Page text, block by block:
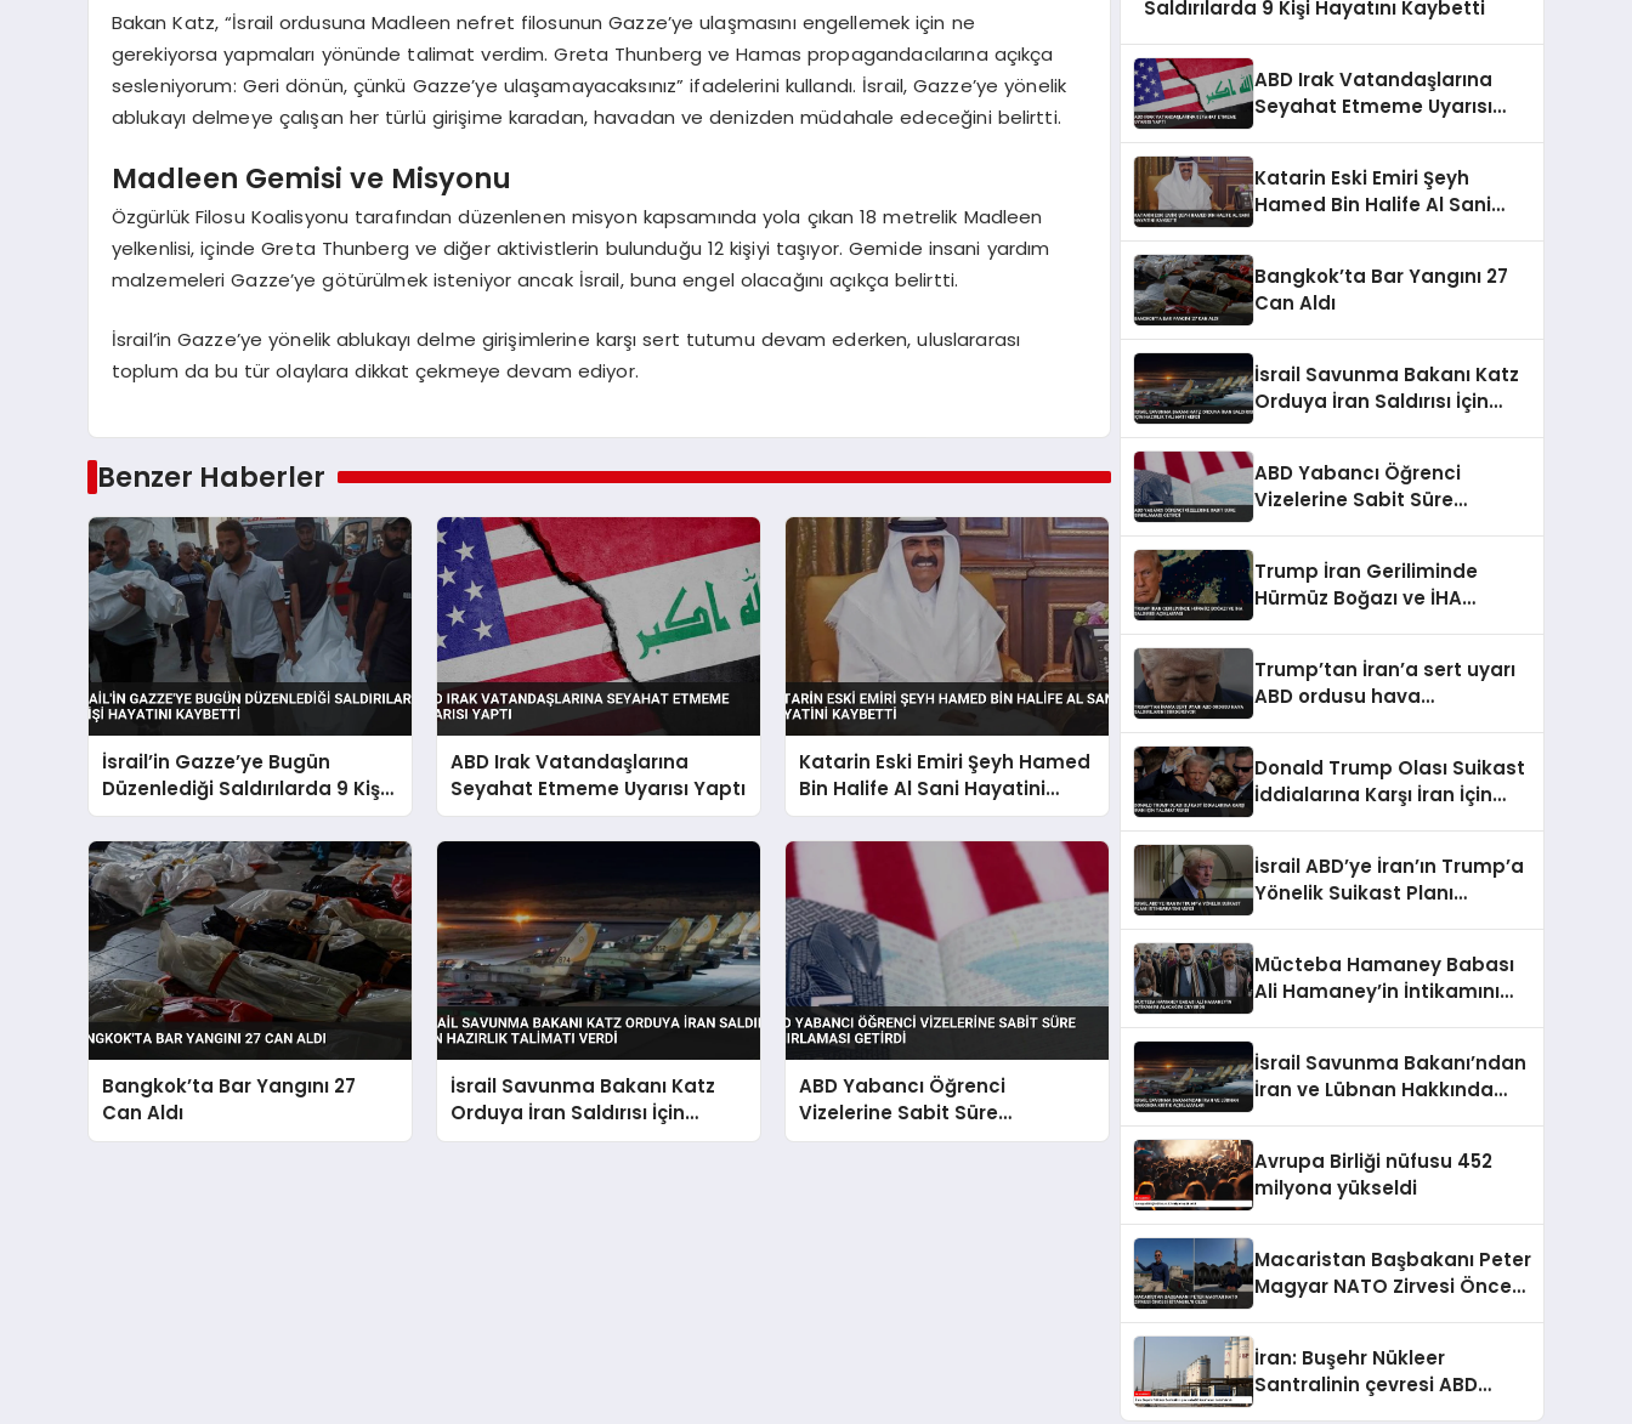
Bakan Katz, “İsrail ordusuna Madleen nefret filosunun Gazze’ye ulaşmasını engellemek için ne
gerekiyorsa yapmaları yönünde talimat verdim. Greta Thunberg ve Hamas propagandacılarına açıkça
sesleniyorum: Geri dönün, çünkü Gazze’ye ulaşamayacaksınız” ifadelerini kullandı. İsrail, Gazze’ye yönelik
ablukayı delmeye çalışan her türlü girişime karadan, havadan ve denizden müdahale edeceğini belirtti.
Madleen Gemisi ve Misyonu
Özgürlük Filosu Koalisyonu tarafından düzenlenen misyon kapsamında yola çıkan 18 metrelik Madleen
yelkenlisi, içinde Greta Thunberg ve diğer aktivistlerin bulunduğu 12 kişiyi taşıyor. Gemide insani yardım
malzemeleri Gazze’ye götürülmek isteniyor ancak İsrail, buna engel olacağını açıkça belirtti.
İsrail’in Gazze’ye yönelik ablukayı delme girişimlerine karşı sert tutumu devam ederken, uluslararası
toplum da bu tür olaylara dikkat çekmeye devam ediyor.
Benzer Haberler
İsrail’in Gazze’ye Bugün
Düzenlediği Saldırılarda 9 Kişi
Hayatını Kaybetti
ABD Irak Vatandaşlarına
Seyahat Etmeme Uyarısı Yaptı
Katarin Eski Emiri Şeyh Hamed
Bin Halife Al Sani Hayatini
Kaybetti
Bangkok’ta Bar Yangını 27
Can Aldı
İsrail Savunma Bakanı Katz
Orduya İran Saldırısı İçin
Hazırlık Talimatı Verdi
ABD Yabancı Öğrenci
Vizelerine Sabit Süre
Sınırlaması Getirdi
Saldırılarda 9 Kişi Hayatını Kaybetti
ABD Irak Vatandaşlarına
Seyahat Etmeme Uyarısı
Katarin Eski Emiri Şeyh
Hamed Bin Halife Al Sani
Bangkok’ta Bar Yangını 27
Can Aldı
İsrail Savunma Bakanı Katz
Orduya İran Saldırısı İçin
ABD Yabancı Öğrenci
Vizelerine Sabit Süre
Trump İran Geriliminde
Hürmüz Boğazı ve İHA
Trump’tan İran’a sert uyarı
ABD ordusu hava
Donald Trump Olası Suikast
İddialarına Karşı İran İçin
İsrail ABD’ye İran’ın Trump’a
Yönelik Suikast Planı
Mücteba Hamaney Babası
Ali Hamaney’in İntikamını
İsrail Savunma Bakanı’ndan
İran ve Lübnan Hakkında
Avrupa Birliği nüfusu 452
milyona yükseldi
Macaristan Başbakanı Peter
Magyar NATO Zirvesi Öncesi
İran: Buşehr Nükleer
Santralinin çevresi ABD